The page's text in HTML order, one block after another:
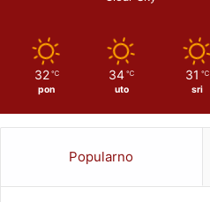
32 ℃
pon
34 ℃
uto
31 ℃
sri
Popularno